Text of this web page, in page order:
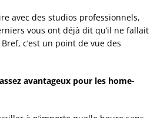
avec des studios professionnels,
vous ont déjà dit qu’il ne fallait
c’est un point de vue des
avantageux pour les home-